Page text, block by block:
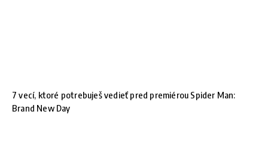
7 vecí, ktoré potrebuješ vedieť pred premiérou Spider Man:
Brand New Day